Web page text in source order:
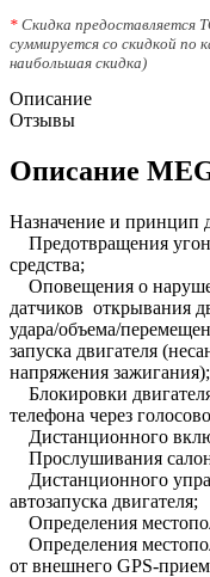
* Скидка предоставляется
суммируется со скидкой по
наибольшая скидка)
Описание
Отзывы
Описание
Назначение и принцип
Предотвращения
средства;
Оповещения о
датчиков открывания
удара/объема/
запуска двигателя
напряжения зажигания);
Блокировки
телефона через
Дистанционного
Прослушивания
Дистанционного
автозапуска двигателя;
Определения
Определения
от внешнего GPS-